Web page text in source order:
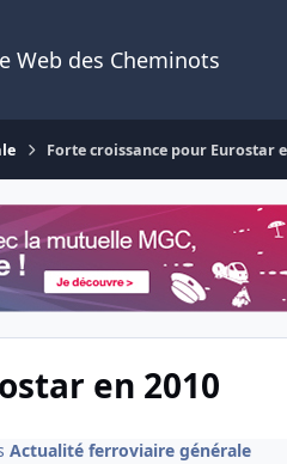
Web des Cheminots
Forte croissance pour Eurostar
en 2010
Actualité ferroviaire générale